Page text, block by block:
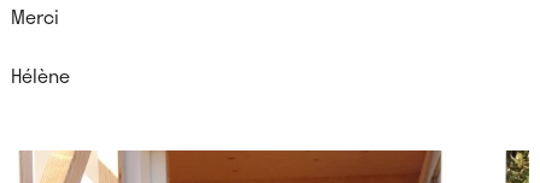
Merci
Hélène